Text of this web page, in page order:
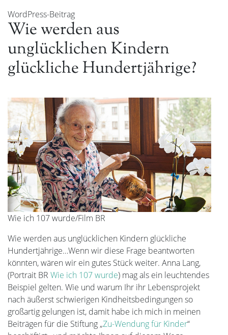
WordPress-Beitrag
Wie werden aus
unglücklichen Kindern
glückliche Hundertjährige?
Wie ich 107 wurde/Film BR
Wie werden aus unglücklichen Kindern glückliche
Hundertjährige…Wenn wir diese Frage beantworten
könnten, wären wir ein gutes Stück weiter. Anna Lang,
(Portrait BR Wie ich 107 wurde) mag als ein leuchtendes
Beispiel gelten. Wie und warum Ihr ihr Lebensprojekt
nach äußerst schwierigen Kindheitsbedingungen so
großartig gelungen ist, damit habe ich mich in meinen
Beiträgen für die Stiftung „Zu-Wendung für Kinder“